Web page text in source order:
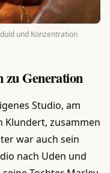
und Konzentration
zu Generation
Studio, am
Klundert, zusammen
war auch sein
nach Uden und